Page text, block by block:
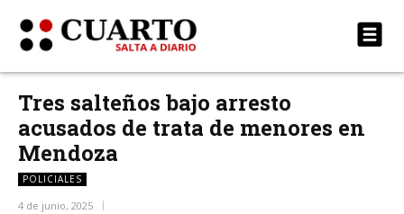
Tres salteños bajo arresto
acusados de trata de menores en
Mendoza
POLICIALES
4 de junio, 2025